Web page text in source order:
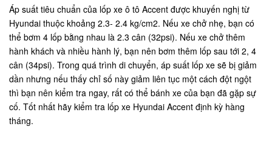
Áp suất tiêu chuẩn của lốp xe ô tô Accent được khuyến nghị từ
Hyundai thuộc khoảng 2.3- 2.4 kg/cm2. Nếu xe chở nhẹ, bạn có
thể bơm 4 lốp bằng nhau là 2.3 cân (32psi). Nếu xe chở thêm
hành khách và nhiều hành lý, bạn nên bơm thêm lốp sau tới 2, 4
cân (34psi). Trong quá trình di chuyển, áp suất lốp xe sẽ bị giảm
dần nhưng nếu thấy chỉ số này giảm liên tục một cách đột ngột
thì bạn nên kiểm tra ngay, rất có thể bánh xe của bạn đã gặp sự
cố. Tốt nhất hãy kiểm tra lốp xe Hyundai Accent định kỳ hàng
tháng.